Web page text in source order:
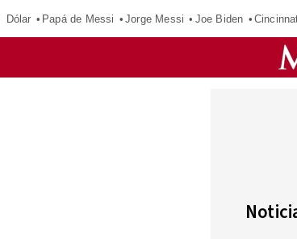
Dólar Papá de Messi Jorge Messi Joe Biden